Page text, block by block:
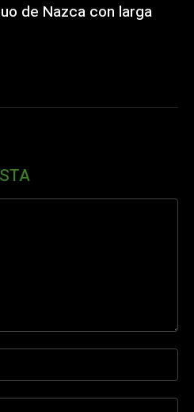
de Nazca con larga